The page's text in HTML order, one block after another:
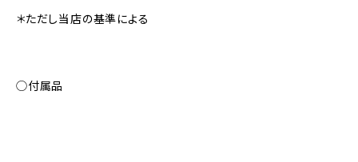
＊ただし当店の基準による
◯付属品